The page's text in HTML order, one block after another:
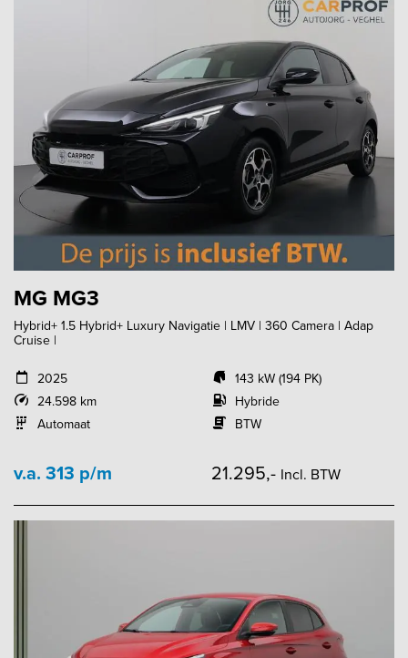
MG MG3
Hybrid+ 1.5 Hybrid+ Luxury Navigatie | LMV | 360 Camera | Adap
Cruise |
2025
24.598 km
Automaat
143 kW (194 PK)
Hybride
BTW
v.a. 313 p/m 21.295,- Incl. BTW